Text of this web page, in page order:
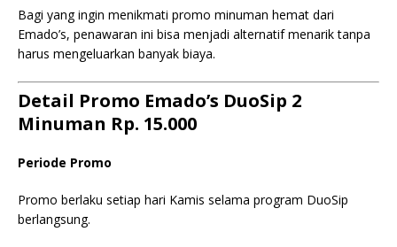
Bagi yang ingin menikmati promo minuman hemat dari
Emado’s, penawaran ini bisa menjadi alternatif menarik tanpa
harus mengeluarkan banyak biaya.
Detail Promo Emado’s DuoSip 2
Minuman Rp. 15.000
Periode Promo
Promo berlaku setiap hari Kamis selama program DuoSip
berlangsung.